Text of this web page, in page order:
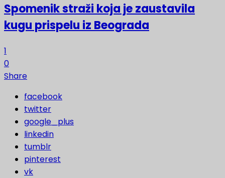
Spomenik straži koja je zaustavila
kugu prispelu iz Beograda
1
0
Share
facebook
twitter
google_plus
linkedin
tumblr
pinterest
vk